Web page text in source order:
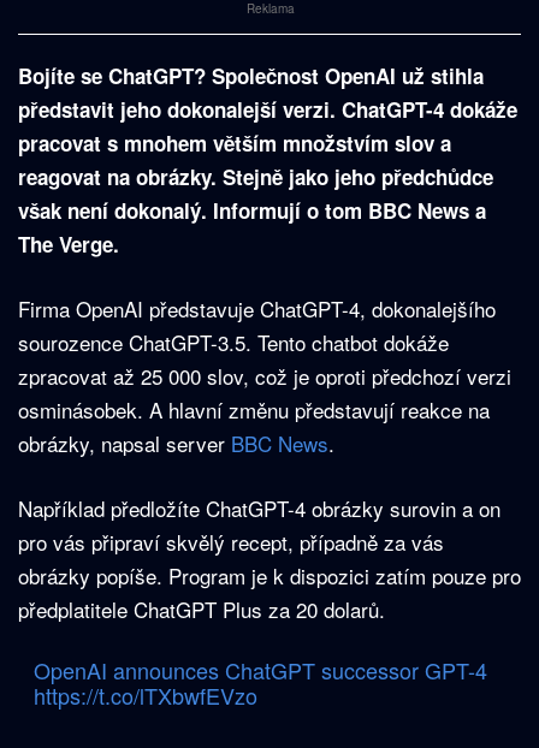
Reklama
Bojíte se ChatGPT? Společnost OpenAI už stihla
představit jeho dokonalejší verzi. ChatGPT-4 dokáže
pracovat s mnohem větším množstvím slov a
reagovat na obrázky. Stejně jako jeho předchůdce
však není dokonalý. Informují o tom BBC News a
The Verge.
Firma OpenAI představuje ChatGPT-4, dokonalejšího
sourozence ChatGPT-3.5. Tento chatbot dokáže
zpracovat až 25 000 slov, což je oproti předchozí verzi
osminásobek. A hlavní změnu představují reakce na
obrázky, napsal server BBC News.
Například předložíte ChatGPT-4 obrázky surovin a on
pro vás připraví skvělý recept, případně za vás
obrázky popíše. Program je k dispozici zatím pouze pro
předplatitele ChatGPT Plus za 20 dolarů.
OpenAI announces ChatGPT successor GPT-4
https://t.co/lTXbwfEVzo